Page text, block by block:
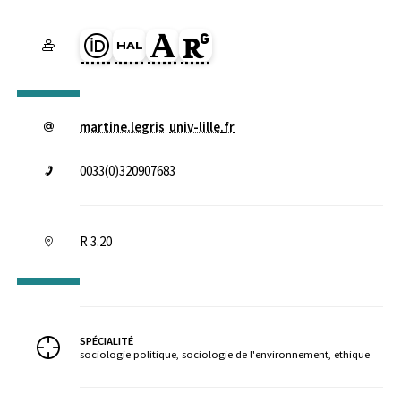
Page Orcid du membre (Ouverture dans une nouvelle fenêtre)
HAL hal-00737500 (Ouverture dans une nouvelle fenêtre)
Page Academia du membre (Ouverture dans une
Page Researchgate du membre
martine.legris univ-lille.fr
0033(0)320907683
R 3.20
SPÉCIALITÉ
sociologie politique, sociologie de l'environnement, ethique